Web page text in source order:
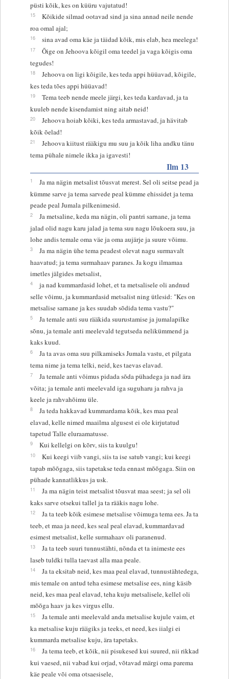
püsti kõik, kes on küüru vajutatud!
15
Kõikide silmad ootavad sind ja sina annad neile nende
roa omal ajal;
16 sina avad oma käe ja täidad kõik, mis elab, hea meelega!
17
Õige on Jehoova kõigil oma teedel ja vaga kõigis oma
tegudes!
18
Jehoova on ligi kõigile, kes teda appi hüüavad, kõigile,
kes teda tões appi hüüavad!
19
Tema teeb nende meele järgi, kes teda kardavad, ja ta
kuuleb nende kisendamist ning aitab neid!
20
Jehoova hoiab kõiki, kes teda armastavad, ja hävitab
kõik õelad!
21
Jehoova kiitust rääkigu mu suu ja kõik liha andku tänu
tema pühale nimele ikka ja igavesti!
Ilm 13
1
Ja ma nägin metsalist tõusvat merest. Sel oli seitse pead ja
kümme sarve ja tema sarvede peal kümme ehissidet ja tema
peade peal Jumala pilkenimesid.
2
Ja metsaline, keda ma nägin, oli pantri sarnane, ja tema
jalad olid nagu karu jalad ja tema suu nagu lõukoera suu, ja
lohe andis temale oma väe ja oma aujärje ja suure võimu.
3
Ja ma nägin ühe tema peadest olevat nagu surmavalt
haavatud; ja tema surmahaav paranes. Ja kogu ilmamaa
imetles jälgides metsalist,
4
ja nad kummardasid lohet, et ta metsalisele oli andnud
selle võimu, ja kummardasid metsalist ning ütlesid: "Kes on
metsalise sarnane ja kes suudab sõdida tema vastu?"
5
Ja temale anti suu rääkida suurustamise ja jumalapilke
sõnu, ja temale anti meelevald tegutseda nelikümmend ja
kaks kuud.
6
Ja ta avas oma suu pilkamiseks Jumala vastu, et pilgata
tema nime ja tema telki, neid, kes taevas elavad.
7
Ja temale anti võimus pidada sõda pühadega ja nad ära
võita; ja temale anti meelevald iga suguharu ja rahva ja
keele ja rahvahõimu üle.
8
Ja teda hakkavad kummardama kõik, kes maa peal
elavad, kelle nimed maailma algusest ei ole kirjutatud
tapetud Talle eluraamatusse.
9 Kui kellelgi on kõrv, siis ta kuulgu!
10
Kui keegi viib vangi, siis ta ise satub vangi; kui keegi
tapab mõõgaga, siis tapetakse teda ennast mõõgaga. Siin on
pühade kannatlikkus ja usk.
11
Ja ma nägin teist metsalist tõusvat maa seest; ja sel oli
kaks sarve otsekui tallel ja ta rääkis nagu lohe.
12
Ja ta teeb kõik esimese metsalise võimuga tema ees. Ja ta
teeb, et maa ja need, kes seal peal elavad, kummardavad
esimest metsalist, kelle surmahaav oli paranenud.
13
Ja ta teeb suuri tunnustähti, nõnda et ta inimeste ees
laseb tuldki tulla taevast alla maa peale.
14
Ja ta eksitab neid, kes maa peal elavad, tunnustähtedega,
mis temale on antud teha esimese metsalise ees, ning käsib
neid, kes maa peal elavad, teha kuju metsalisele, kellel oli
mõõga haav ja kes virgus ellu.
15
Ja temale anti meelevald anda metsalise kujule vaim, et
ka metsalise kuju räägiks ja teeks, et need, kes iialgi ei
kummarda metsalise kuju, ära tapetaks.
16
Ja tema teeb, et kõik, nii pisukesed kui suured, nii rikkad
kui vaesed, nii vabad kui orjad, võtavad märgi oma parema
käe peale või oma otsaesisele,